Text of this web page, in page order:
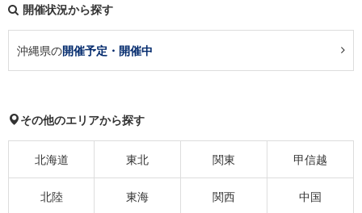
開催状況から探す
沖縄県の開催予定・開催中
その他のエリアから探す
北海道 東北 関東 甲信越
北陸 東海 関西 中国